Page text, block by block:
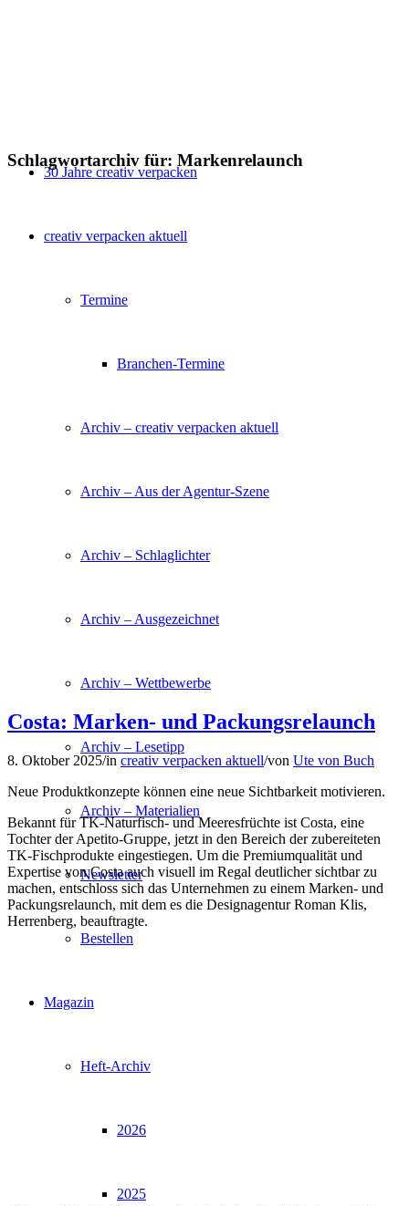
30 Jahre creativ verpacken
creativ verpacken aktuell
Termine
Branchen-Termine
Archiv – creativ verpacken aktuell
Archiv – Aus der Agentur-Szene
Archiv – Schlaglichter
Archiv – Ausgezeichnet
Archiv – Wettbewerbe
Archiv – Lesetipp
Archiv – Materialien
Newsletter
Bestellen
Magazin
Heft-Archiv
2026
2025
Schlagwortarchiv für: Markenrelaunch
Costa: Marken- und Packungsrelaunch
8. Oktober 2025/in creativ verpacken aktuell/von Ute von Buch
Neue Produktkonzepte können eine neue Sichtbarkeit motivieren.
Bekannt für TK-Naturfisch- und Meeresfrüchte ist Costa, eine
Tochter der Apetito-Gruppe, jetzt in den Bereich der zubereiteten
TK-Fischprodukte eingestiegen. Um die Premiumqualität und
Expertise von Costa auch visuell im Regal deutlicher sichtbar zu
machen, entschloss sich das Unternehmen zu einem Marken- und
Packungsrelaunch, mit dem es die Designagentur Roman Klis,
Herrenberg, beauftragte.